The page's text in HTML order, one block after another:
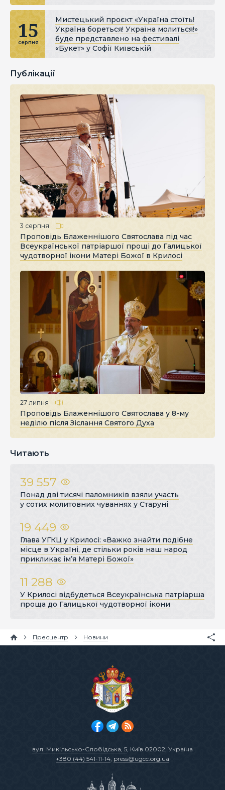
15
серпня
Мистецький проєкт «Україна стоїть!
Україна бореться! Україна молиться!»
буде представлено на фестивалі
«Букет» у Софії Київській
Публікації
3 серпня
Проповідь Блаженнішого Святослава під час
Всеукраїнської патріаршої прощі до Галицької
чудотворної ікони Матері Божої в Крилосі
27 липня
Проповідь Блаженнішого Святослава у 8-му
неділю після Зіслання Святого Духа
Читають
39 557
Понад дві тисячі паломників взяли участь
у сотих молитовних чуваннях у Старуні
19 449
Глава УГКЦ у Крилосі: «Важко знайти подібне
місце в Україні, де стільки років наш народ
прикликає ім’я Матері Божої»
11 288
У Крилосі відбудеться Всеукраїнська патріарша
проща до Галицької чудотворної ікони
Пресцентр Новини
вул. Микільсько-Слобідська, 5, Київ 02002, Україна
+380 (44) 541-11-14, press@ugcc.org.ua